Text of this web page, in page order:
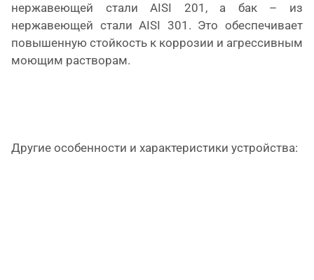
нержавеющей стали AISI 201, а бак – из
нержавеющей стали AISI 301. Это обеспечивает
повышенную стойкость к коррозии и агрессивным
моющим растворам.
Другие особенности и характеристики устройства: